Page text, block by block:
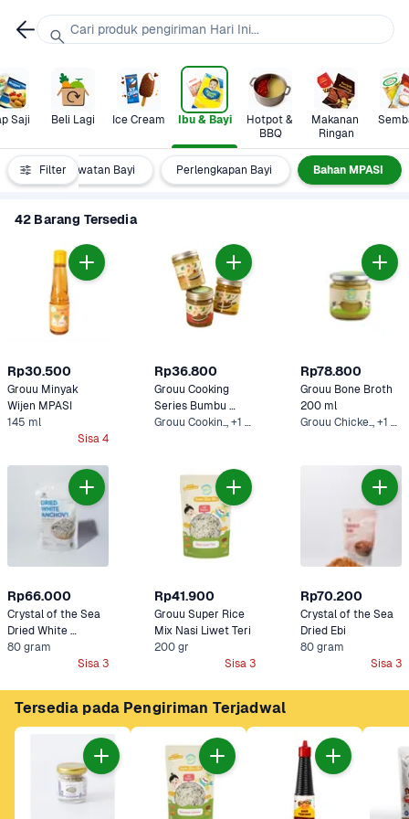
Saji Beli Lagi Ice Cream Ibu & Bayi
Hotpot &
BBQ
Makanan
Ringan
FilterPerawatan Bayi Perlengkapan Bayi Bahan MPASI
42 Barang Tersedia
Rp30.500
Grouu Minyak
Wijen MPASI
145 ml
Sisa 4
Rp36.800
Grouu Cooking
Series Bumbu
Dasar 100 gram Grouu Cookin.., +1 Lainnya
Rp78.800
Grouu Bone Broth
200 ml
Grouu Chicke.., +1 Lainnya
Rp66.000
Crystal of the Sea
Dried White
Anchovy
80 gram
Sisa 3
Rp41.900
Grouu Super Rice
Mix Nasi Liwet Teri
200 gr
Sisa 3
Rp70.200
Crystal of the Sea
Dried Ebi
80 gram
Sisa 3
Tersedia pada Pengiriman Terjadwal
Cari produk pengiriman Hari Ini...